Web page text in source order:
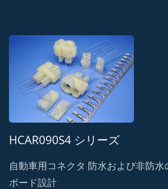
HCAR090S4 シリーズ
自動車用コネクタ 防水および非防
ボード設計